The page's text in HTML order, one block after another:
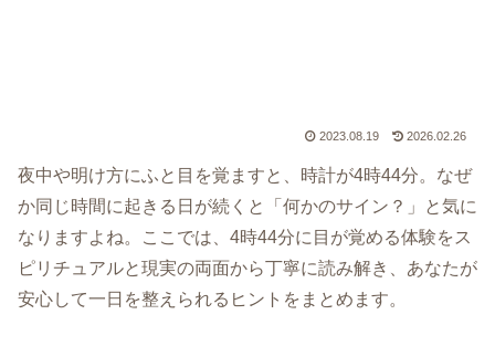
2023.08.19 2026.02.26
夜中や明け方にふと目を覚ますと、時計が4時44分。なぜ
か同じ時間に起きる日が続くと「何かのサイン？」と気に
なりますよね。ここでは、4時44分に目が覚める体験をス
ピリチュアルと現実の両面から丁寧に読み解き、あなたが
安心して一日を整えられるヒントをまとめます。